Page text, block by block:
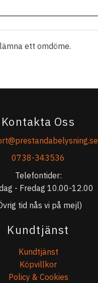
ett omdöme.
Kontakta Oss
0738-343536
Telefontider:
- Fredag 10.00-12.00
tid nås vi på mejl)
Kundtjänst
Kundtjänst
Köpvillkor
Policy & Cookies